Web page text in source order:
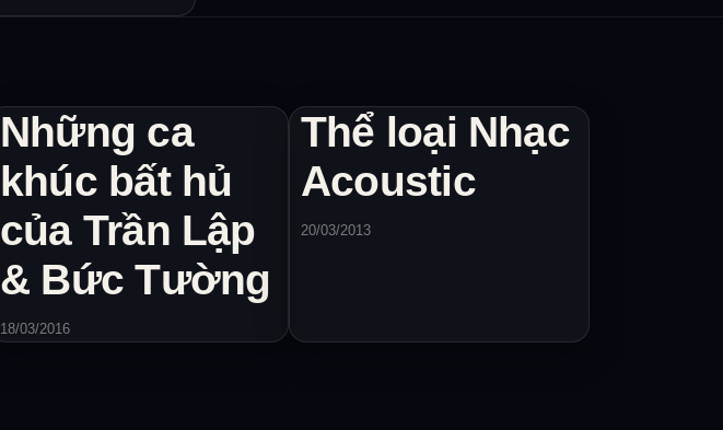
Những ca
khúc bất hủ
của Trần Lập
& Bức Tường
18/03/2016
Thể loại Nhạc
Acoustic
20/03/2013